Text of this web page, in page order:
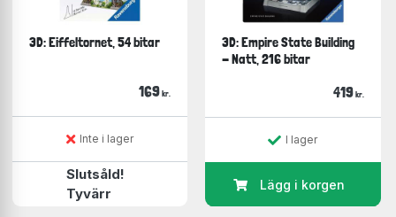
3D: Eiffeltornet, 54 bitar
169 kr.
Inte i lager
Slutsåld!
Tyvärr
3D: Empire State Building
- Natt, 216 bitar
419 kr.
I lager
Lägg i korgen